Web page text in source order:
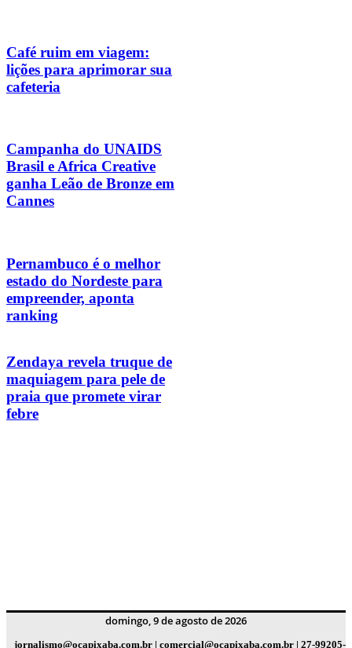
Café ruim em viagem:
lições para aprimorar sua
cafeteria
Campanha do UNAIDS
Brasil e Africa Creative
ganha Leão de Bronze em
Cannes
Pernambuco é o melhor
estado do Nordeste para
empreender, aponta
ranking
Zendaya revela truque de
maquiagem para pele de
praia que promete virar
febre
domingo, 9 de agosto de 2026
jornalismo@ocapixaba.com.br | comercial@ocapixaba.com.br | 27-99205-